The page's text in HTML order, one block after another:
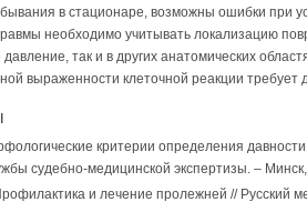
в стационаре, возможны ошибки при
необходимо учитывать локализацию
так и в других анатомических
выраженности клеточной реакции требует
критерии определения
судебно-медицинской экспертизы. –
и лечение пролежней // Русский